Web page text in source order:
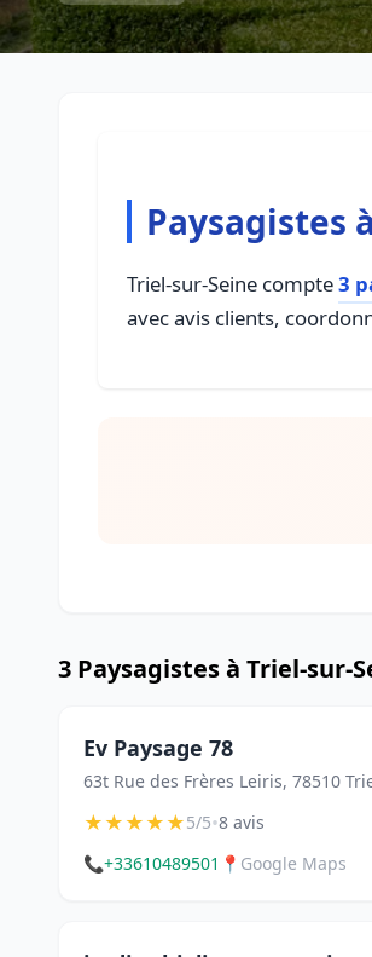
Paysagistes
Triel-sur-Seine compte3
avec avis clients,
3 Paysagistes à Triel-sur-
Ev Paysage 78
63t Rue des Frères Leiris, 78510
★★★★★5/5•8 avis
📞+33610489501 📍 Google Maps